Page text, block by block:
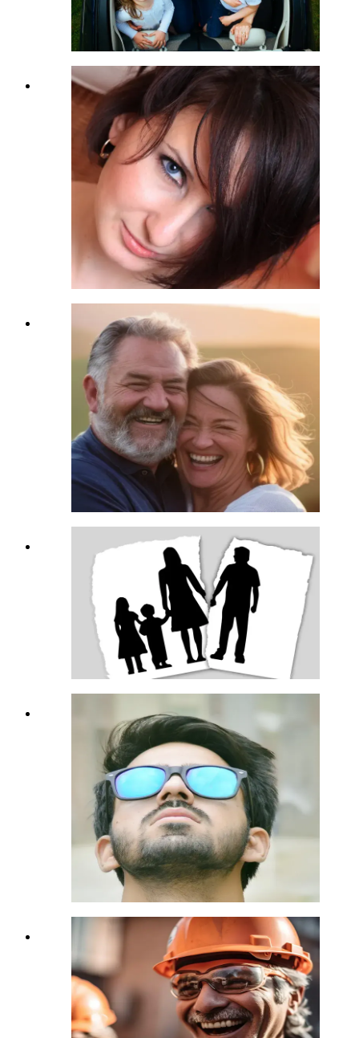
Veronika
Mutter aus Leidenschaft, 1080 Wien
Keine Ahnung
Ich hatte keine Ahnung von
Versicherungen. Dann habe ich mir
ein Auto gekauft. Nach 2 Jahren hat
mich ein Freund an euch
empfohlen. € 270,– Ersparnis allein
bei der Autoversicherung. Der
Wechsel war super easy. Ich musste
gar nichts tun. Danke!
Susanne
Klagenfurt
Endlich in Pension
„ Meine Frau und ich genießen die
Pension. Im Laufe der Jahre haben
sich einige Versicherungen
angesammelt, von verschiedenen
Beratern und Versicherungen. Jetzt
habe ich alles an einem Platz und
kenn mich aus. Toller Service.
Johann & Renate
Pensionisten, 1120 Wien
Scheidung und viel Papierkram
Danke für eure Hilfe und
Unterstützung was unsere Verträge
betroffen hat. In einer Zeit, wo ich
keinen klaren Kopf hatte habt ihr
mich unterstützt. Danke. “
W. aus NÖ
„Die Polizzenmappe von euch ist
super. Der Vergleich der Verträge
war cool und easy in der
Abwicklung. Mit der
Maklervollmacht muss ich nicht
jedes Mal zu euch rennen, wenn ich
was brauche. Danke!“
Goran
1100 Wien
Endlich richtig abgesichert
„Ich dachte immer, dass ich gut
versichert bin. Dann ist ein Kollege
schwer verletzt worden. Ich habe
meine Verträge von euch überprüfen
lassen und angepasst. Heute kann